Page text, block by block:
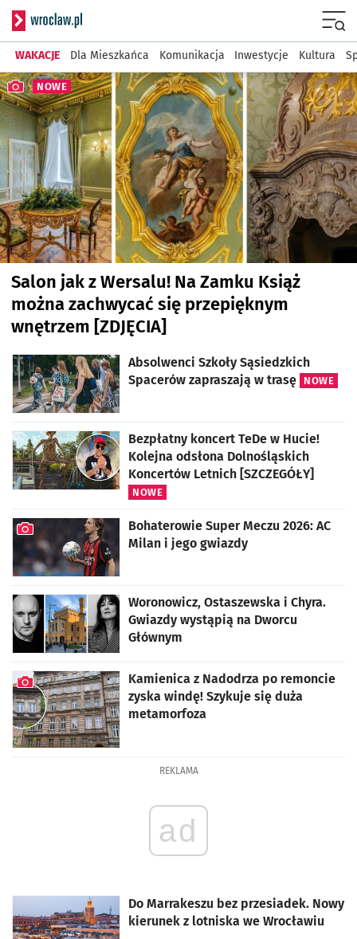
Serwis informacyjny
WAKACJE Dla Mieszkańca Komunikacja Inwestycje Kultura
Najnowsze artykuły
NOWE
Salon jak z Wersalu! Na Zamku Książ
można zachwycać się przepięknym
wnętrzem [ZDJĘCIA]
Absolwenci Szkoły Sąsiedzkich
Spacerów zapraszają w trasę
NOWE
Bezpłatny koncert TeDe w Hucie!
Kolejna odsłona Dolnośląskich
Koncertów Letnich [SZCZEGÓŁY]
NOWE
Bohaterowie Super Meczu 2026: AC
Milan i jego gwiazdy
Woronowicz, Ostaszewska i Chyra.
Gwiazdy wystąpią na Dworcu
Głównym
Kamienica z Nadodrza po remoncie
zyska windę! Szykuje się duża
metamorfoza
REKLAMA
ad
Do Marrakeszu bez przesiadek. Nowy
kierunek z lotniska we Wrocławiu